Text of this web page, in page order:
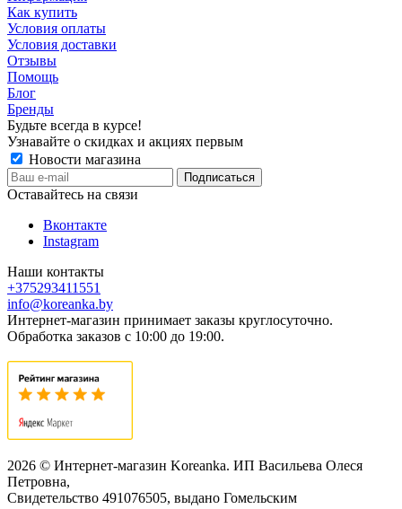
Как купить
Условия оплаты
Условия доставки
Отзывы
Помощь
Блог
Бренды
Будьте всегда в курсе!
Узнавайте о скидках и акциях первым
Новости магазина
Оставайтесь на связи
Вконтакте
Instagram
Наши контакты
+375293411551
info@koreanka.by
Интернет-магазин принимает заказы круглосуточно.
Обработка заказов с 10:00 до 19:00.
2026 © Интернет-магазин Koreanka. ИП Васильева Олеся
Петровна,
Свидетельство ‎491076505, выдано Гомельским